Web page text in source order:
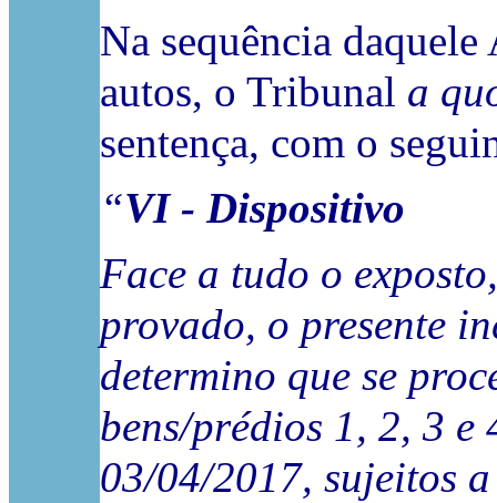
Na sequência
autos, o Tribunal a
sentença, com o
“VI - Dispositivo
Face a tudo o
provado, o presente
determino que se
bens/prédios 1, 2, 3 e
03/04/2017, sujeitos